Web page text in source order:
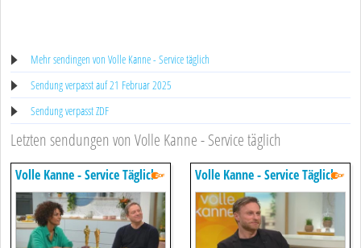
Mehr sendingen von Volle Kanne - Service täglich
Sendung verpasst auf 21 Februar 2025
Sendung verpasst ZDF
Letzten sendungen von Volle Kanne - Service täglich
Volle Kanne - Service Täglich Volle Kanne - Service Täglich